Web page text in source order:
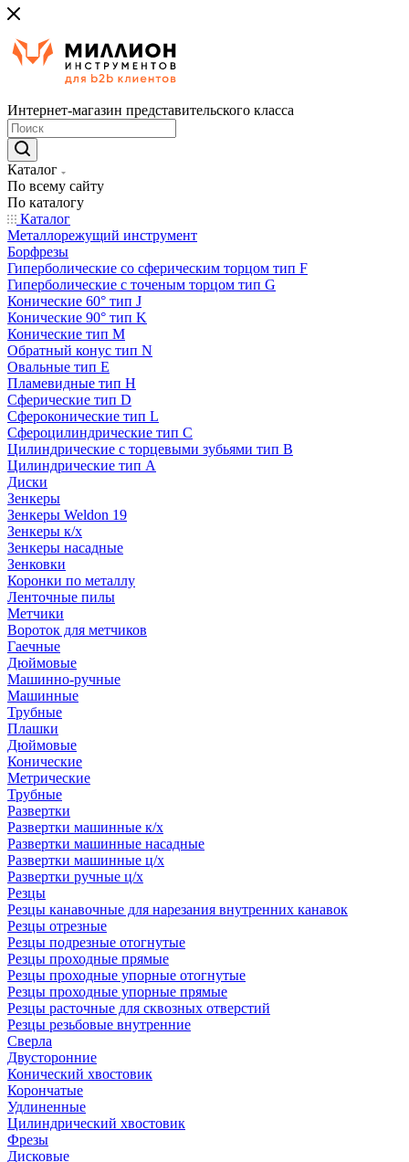
Интернет-магазин представительского класса
Каталог
По всему сайту
По каталогу
Каталог
Металлорежущий инструмент
Борфрезы
Гиперболические cо сферическим торцом тип F
Гиперболические с точеным торцом тип G
Конические 60° тип J
Конические 90° тип K
Конические тип M
Обратный конус тип N
Овальные тип E
Пламевидные тип H
Сферические тип D
Сфероконические тип L
Сфероцилиндрические тип C
Цилиндрические с торцевыми зубьями тип B
Цилиндрические тип А
Диски
Зенкеры
Зенкеры Weldon 19
Зенкеры к/х
Зенкеры насадные
Зенковки
Коронки по металлу
Ленточные пилы
Метчики
Вороток для метчиков
Гаечные
Дюймовые
Машинно-ручные
Машинные
Трубные
Плашки
Дюймовые
Конические
Метрические
Трубные
Развертки
Развертки машинные к/х
Развертки машинные насадные
Развертки машинные ц/х
Развертки ручные ц/х
Резцы
Резцы канавочные для нарезания внутренних канавок
Резцы отрезные
Резцы подрезные отогнутые
Резцы проходные прямые
Резцы проходные упорные отогнутые
Резцы проходные упорные прямые
Резцы расточные для сквозных отверстий
Резцы резьбовые внутренние
Сверла
Двусторонние
Конический хвостовик
Корончатые
Удлиненные
Цилиндрический хвостовик
Фрезы
Дисковые